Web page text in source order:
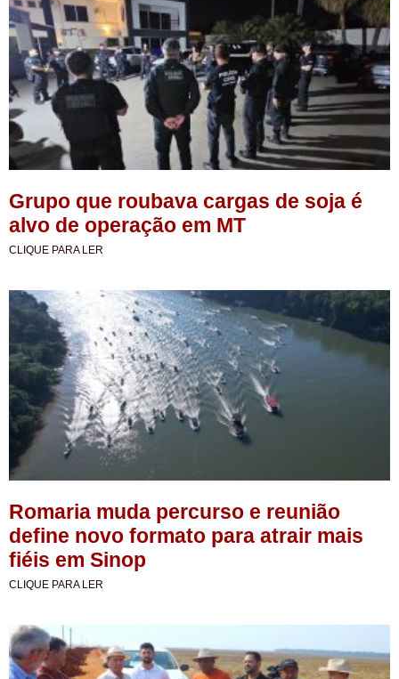
Grupo que roubava cargas de soja é
alvo de operação em MT
CLIQUE PARA LER
Romaria muda percurso e reunião
define novo formato para atrair mais
fiéis em Sinop
CLIQUE PARA LER